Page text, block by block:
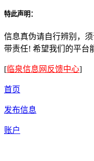
特此声明：
信息真伪请自行辨别，
带责任! 希望我们的平台
[临泉信息网反馈中心]
首页
发布信息
账户